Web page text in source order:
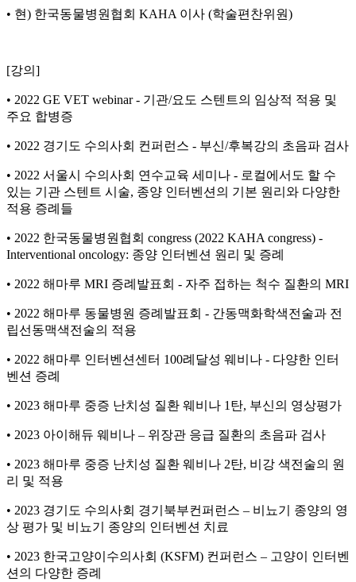
• 현) 한국동물병원협회 KAHA 이사 (학술편찬위원)
[강의]
• 2022 GE VET webinar - 기관/요도 스텐트의 임상적 적용 및
주요 합병증
• 2022 경기도 수의사회 컨퍼런스 - 부신/후복강의 초음파 검사
• 2022 서울시 수의사회 연수교육 세미나 - 로컬에서도 할 수
있는 기관 스텐트 시술, 종양 인터벤션의 기본 원리와 다양한
적용 증례들
• 2022 한국동물병원협회 congress (2022 KAHA congress) -
Interventional oncology: 종양 인터벤션 원리 및 증례
• 2022 해마루 MRI 증례발표회 - 자주 접하는 척수 질환의 MRI
• 2022 해마루 동물병원 증례발표회 - 간동맥화학색전술과 전
립선동맥색전술의 적용
• 2022 해마루 인터벤션센터 100례달성 웨비나 - 다양한 인터
벤션 증례
• 2023 해마루 중증 난치성 질환 웨비나 1탄, 부신의 영상평가
• 2023 아이해듀 웨비나 – 위장관 응급 질환의 초음파 검사
• 2023 해마루 중증 난치성 질환 웨비나 2탄, 비강 색전술의 원
리 및 적용
• 2023 경기도 수의사회 경기북부컨퍼런스 – 비뇨기 종양의 영
상 평가 및 비뇨기 종양의 인터벤션 치료
• 2023 한국고양이수의사회 (KSFM) 컨퍼런스 – 고양이 인터벤
션의 다양한 증례